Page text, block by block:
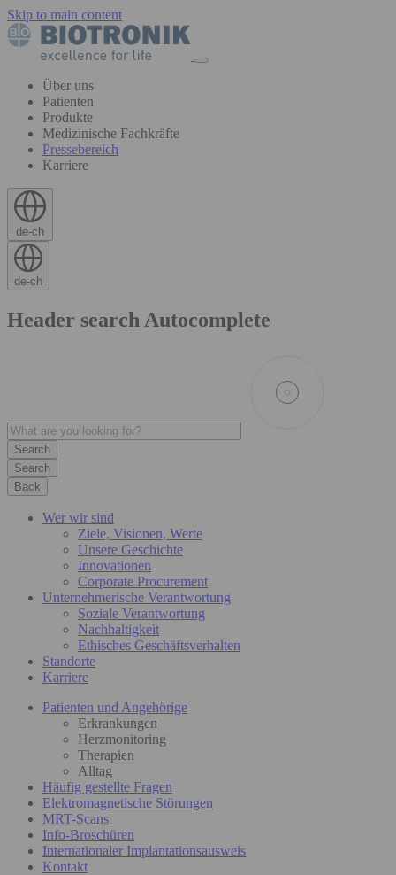
Skip to main content
Über uns
Patienten
Produkte
Medizinische Fachkräfte
Pressebereich
Karriere
de-ch
de-ch
Header search Autocomplete
Search
Back
Wer wir sind
Ziele, Visionen, Werte
Unsere Geschichte
Innovationen
Corporate Procurement
Unternehmerische Verantwortung
Soziale Verantwortung
Nachhaltigkeit
Ethisches Geschäftsverhalten
Standorte
Karriere
Patienten und Angehörige
Erkrankungen
Herzmonitoring
Therapien
Alltag
Häufig gestellte Fragen
Elektromagnetische Störungen
MRT-Scans
Info-Broschüren
Internationaler Implantationsausweis
Kontakt